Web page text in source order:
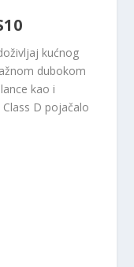
kućnog
dubokom
kao i
D pojačalo